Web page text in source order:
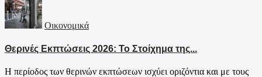
Οικονομικά
Θερινές Εκπτώσεις 2026: Το Στοίχημα της...
Η περίοδος των θερινών εκπτώσεων ισχύει οριζόντια και με τους